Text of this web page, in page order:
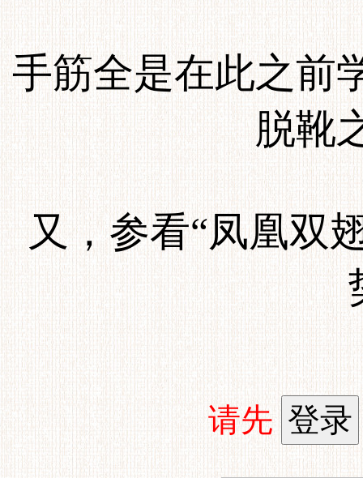
手筋全是在此之前
脱靴
又，参看“凤凰双
请先